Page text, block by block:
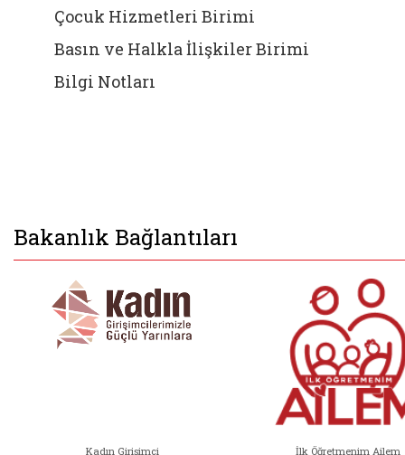
Çocuk Hizmetleri Birimi
Basın ve Halkla İlişkiler Birimi
Bilgi Notları
Bakanlık Bağlantıları
Kadın Girişimci İlk Öğretmenim Ailem